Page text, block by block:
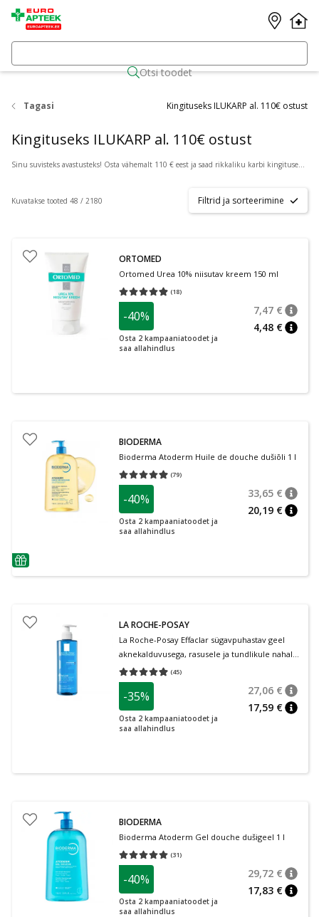
Otsi toodet
Tagasi Kingituseks ILUKARP al. 110€ ostust
Kingituseks ILUKARP al. 110€ ostust
Sinu suvisteks avastusteks! Osta vähemalt 110 € eest ja saad rikkaliku karbi kingituseks!
Kuvatakse tooted 48 / 2180 Filtrid ja sorteerimine
ORTOMED
Ortomed Urea 10% niisutav kreem 150 ml
(18)
Keskmine hinnang 4.89
-40%
Osta 2 kampaaniatoodet ja
saa allahindlus
7,47 €
4,48 €
nõuanne
BIODERMA
Bioderma Atoderm Huile de douche dušiõli 1 l
(79)
Keskmine hinnang 4.95
-40%
Osta 2 kampaaniatoodet ja
saa allahindlus
33,65 €
20,19 €
LA ROCHE-POSAY
La Roche-Posay Effaclar sügavpuhastav geel
aknekalduvusega, rasusele ja tundlikule nahale
400 ml
(45)
Keskmine hinnang 4.93
-35%
Osta 2 kampaaniatoodet ja
saa allahindlus
27,06 €
17,59 €
BIODERMA
Bioderma Atoderm Gel douche dušigeel 1 l
(31)
Keskmine hinnang 5.00
-40%
Osta 2 kampaaniatoodet ja
saa allahindlus
29,72 €
17,83 €